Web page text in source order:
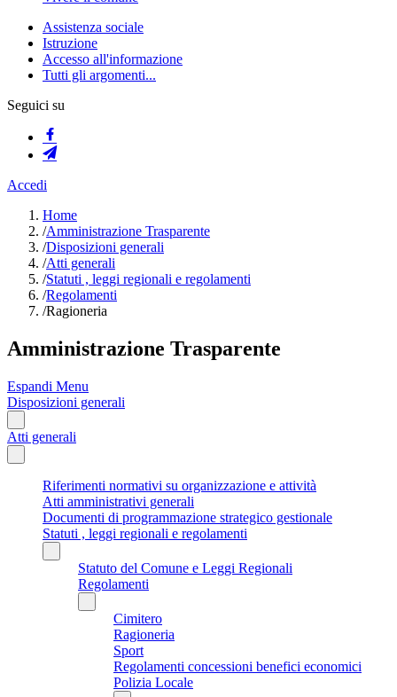
Assistenza sociale
Istruzione
Accesso all'informazione
Tutti gli argomenti...
Seguici su
Accedi
Home
/Amministrazione Trasparente
/Disposizioni generali
/Atti generali
/Statuti , leggi regionali e regolamenti
/Regolamenti
/Ragioneria
Amministrazione Trasparente
Espandi Menu
Disposizioni generali
Atti generali
Riferimenti normativi su organizzazione e attività
Atti amministrativi generali
Documenti di programmazione strategico gestionale
Statuti , leggi regionali e regolamenti
Statuto del Comune e Leggi Regionali
Regolamenti
Cimitero
Ragioneria
Sport
Regolamenti concessioni benefici economici
Polizia Locale